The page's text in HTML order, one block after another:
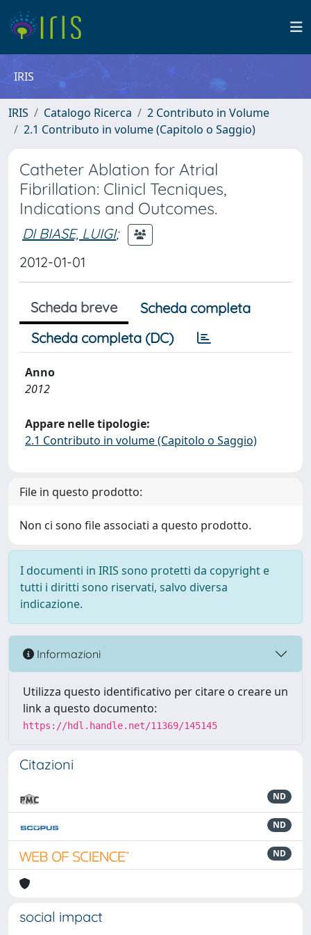
IRIS
IRIS Catalogo Ricerca
2 Contributo in Volume
2.1 Contributo in volume (Capitolo o Saggio)
Catheter Ablation for Atrial
Fibrillation: Clinicl Tecniques,
Indications and Outcomes.
DI BIASE, LUIGI;
2012-01-01
Scheda breve
Scheda completa
Scheda completa (DC)
Anno
2012
Appare nelle tipologie:
2.1 Contributo in volume (Capitolo o Saggio)
File in questo prodotto:
Non ci sono file associati a questo prodotto.
I documenti in IRIS sono protetti da copyright e
tutti i diritti sono riservati, salvo diversa
indicazione.
Informazioni
Utilizza questo identificativo per citare o creare un
link a questo documento:
https://hdl.handle.net/11369/145145
Citazioni
ND
ND
ND
social impact